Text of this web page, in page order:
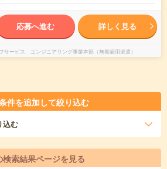
応募へ進む 詳しく見る
サービス エンジニアリング事業本部（無期雇用派遣）
件を追加して絞り込む
込む
検索結果ページを見る